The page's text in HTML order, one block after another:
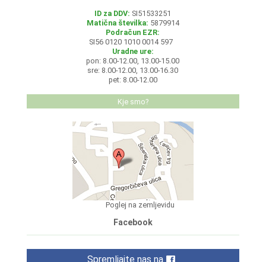
ID za DDV: SI51533251
Matična številka: 5879914
Podračun EZR:
SI56 0120 1010 0014 597
Uradne ure:
pon: 8.00-12.00, 13.00-15.00
sre: 8.00-12.00, 13.00-16.30
pet: 8.00-12.00
Kje smo?
Poglej na zemljevidu
Facebook
Spremljajte nas na